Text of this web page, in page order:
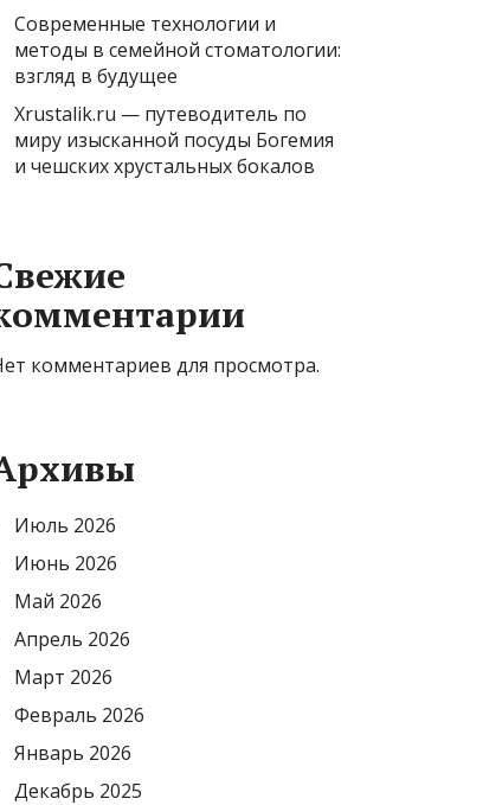
Современные технологии и
методы в семейной стоматологии:
взгляд в будущее
Xrustalik.ru — путеводитель по
миру изысканной посуды Богемия
и чешских хрустальных бокалов
комментариев для просмотра.
Июль 2026
Июнь 2026
Май 2026
Апрель 2026
Март 2026
Февраль 2026
Январь 2026
Декабрь 2025